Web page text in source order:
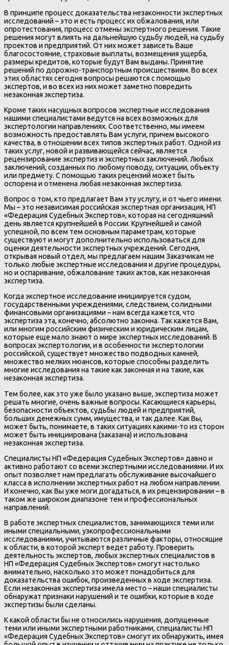
В принципе процесс доказательства незаконности экспертных
исследований – это и есть процесс их обжалования, или
опротестования, процесс отмены экспертного решения. Такие
решения могут влиять на дальнейшую судьбу людей, на судьбу
проектов и предприятий. От них может зависеть Ваше
благосостояние, страховые выплаты, возмещения ущерба,
размеры кредитов, которые будут Вам выданы. Принятие
решений по дорожно-транспортным происшествиям. Во всех
этих областях сегодня вопросы решаются с помощью
экспертов, и во всех из них может заметно повредить
незаконная экспертиза.
Кроме таких насущных вопросов экспертные исследования
нашими специалистами ведутся на всех возможных для
экспертологии направлениях. Соответственно, мы имеем
возможность предоставлять Вам услуги, причем высокого
качества, в отношении всех типов экспертных работ. Одной из
таких услуг, новой и развивающейся сейчас, является
рецензирование экспертиз и экспертных заключений. Любых
заключений, созданных по любому поводу, ситуации, объекту
или предмету. С помощью таких рецензий может быть
оспорена и отменена любая незаконная экспертиза.
Вопрос о том, кто предлагает Вам эту услугу, и от чьего имени.
Мы – это независимая российская экспертная организация, НП
«Федерация Судебных Экспертов», которая на сегодняшний
день является крупнейшей в России. Крупнейшей и самой
успешной, по всем тем основным параметрам, которые
существуют и могут дополнительно использоваться для
оценки деятельности экспертных учреждений. Сегодня,
открывая новый отдел, мы предлагаем нашим Заказчикам не
только любые экспертные исследования и другие процедуры,
но и оспаривание, обжалование таких актов, как незаконная
экспертиза.
Когда экспертное исследование инициируется судом,
государственными учреждениями, следствием, солидными
финансовыми организациями – нам всегда кажется, что
экспертиза эта, конечно, абсолютно законна. Так кажется Вам,
или многим российским физическим и юридическим лицам,
которые еще мало знают о мире экспертных исследований. В
вопросах экспертологии, и в особенности экспертологии
российской, существует множество подводных камней,
множество мелких нюансов, которые способны разделить
многие исследования на такие как законная и на такие, как
незаконная экспертиза.
Тем более, как это уже было указано выше, экспертиза может
решать многие, очень важные вопросы. Касающиеся карьеры,
безопасности объектов, судьбы людей и предприятий,
больших денежных сумм, имущества, и так далее. Как Вы,
может быть, понимаете, в таких ситуациях какими-то из сторон
может быть инициирована (заказана) и использована
незаконная экспертиза.
Специалисты НП «Федерация Судебных Экспертов» давно и
активно работают со всеми экспертными исследованиями. И их
опыт позволяет нам предлагать обслуживание высочайшего
класса в исполнении экспертных работ на любом направлении.
И конечно, как Вы уже моги догадаться, в их рецензировании – в
таком же широком диапазоне тем и профессиональных
направлений.
В работе экспертных специалистов, занимающихся теми или
иными специальными, узкопрофессиональными
исследованиями, учитываются различные факторы, относящие
к области, в которой эксперт ведет работу. Проверить
деятельность экспертов, любых экспертных специалистов в
НП «Федерация Судебных Экспертов» смогут настолько
внимательно, насколько это может понадобиться для
доказательства ошибок, произведенных в ходе экспертиза.
Если незаконная экспертиза имела место – наши специалисты
обнаружат признаки нарушений и те ошибки, которые в ходе
экспертизы были сделаны.
К какой области бы не относились нарушения, допущенные
теми или иными экспертными работниками, специалисты НП
«Федерация Судебных Экспертов» смогут их обнаружить, имея